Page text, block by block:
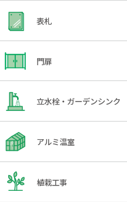
表札
門扉
立水栓・ガーデンシンク
アルミ温室
植栽工事